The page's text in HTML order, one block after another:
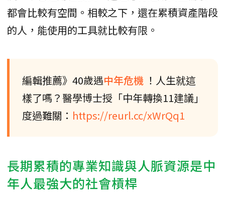
都會比較有空間。相較之下，還在累積資產階段
的人，能使用的工具就比較有限。
編輯推薦》40歲遇中年危機 ！人生就這
樣了嗎？醫學博士授「中年轉換11建議」
度過難關： https://reurl.cc/xWrQq1
長期累積的專業知識與人脈資源是中
年人最強大的社會槓桿